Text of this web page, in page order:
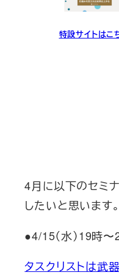
特設サイトはこ
4月に以下のセミ
したいと思います。
●4/15（水）19時
タスクリストは武